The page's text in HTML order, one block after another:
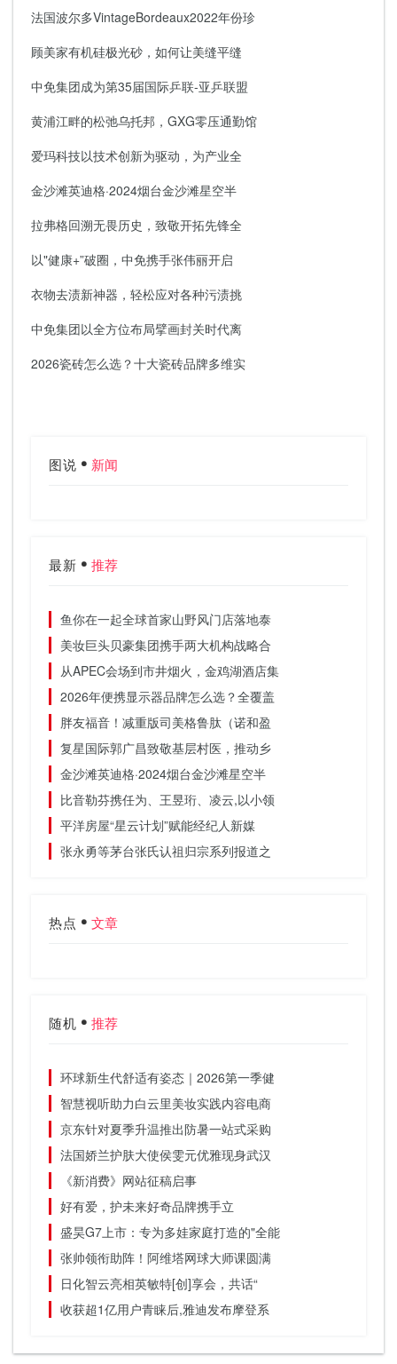
法国波尔多VintageBordeaux2022年份珍
顾美家有机硅极光砂，如何让美缝平缝
中免集团成为第35届国际乒联-亚乒联盟
黄浦江畔的松弛乌托邦，GXG零压通勤馆
爱玛科技以技术创新为驱动，为产业全
金沙滩英迪格·2024烟台金沙滩星空半
拉弗格回溯无畏历史，致敬开拓先锋全
以"健康+”破圈，中免携手张伟丽开启
衣物去渍新神器，轻松应对各种污渍挑
中免集团以全方位布局擘画封关时代离
2026瓷砖怎么选？十大瓷砖品牌多维实
图说 新闻
最新 推荐
鱼你在一起全球首家山野风门店落地泰
美妆巨头贝豪集团携手两大机构战略合
从APEC会场到市井烟火，金鸡湖酒店集
2026年便携显示器品牌怎么选？全覆盖
胖友福音！减重版司美格鲁肽（诺和盈
复星国际郭广昌致敬基层村医，推动乡
金沙滩英迪格·2024烟台金沙滩星空半
比音勒芬携任为、王昱珩、凌云,以小领
平洋房屋“星云计划”赋能经纪人新媒
张永勇等茅台张氏认祖归宗系列报道之
热点 文章
随机 推荐
环球新生代舒适有姿态｜2026第一季健
智慧视听助力白云里美妆实践内容电商
京东针对夏季升温推出防暑一站式采购
法国娇兰护肤大使侯雯元优雅现身武汉
《新消费》网站征稿启事
​好有爱，护未来好奇品牌携手立
盛昊G7上市：专为多娃家庭打造的"全能
张帅领衔助阵！阿维塔网球大师课圆满
日化智云亮相英敏特[创]享会，共话“
收获超1亿用户青睐后,雅迪发布摩登系